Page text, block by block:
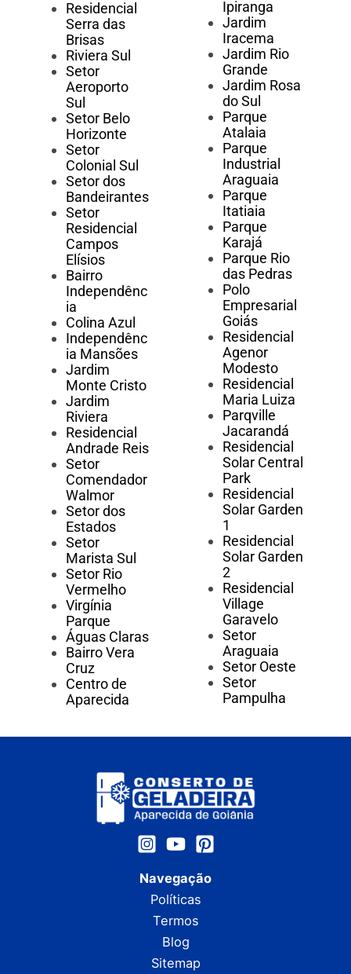
Residencial
Serra das
Brisas
Riviera Sul
Setor
Aeroporto
Sul
Setor Belo
Horizonte
Setor
Colonial Sul
Setor dos
Bandeirantes
Setor
Residencial
Campos
Elísios
Bairro
Independênc
ia
Colina Azul
Independênc
ia Mansões
Jardim
Monte Cristo
Jardim
Riviera
Residencial
Andrade Reis
Setor
Comendador
Walmor
Setor dos
Estados
Setor
Marista Sul
Setor Rio
Vermelho
Virgínia
Parque
Águas Claras
Bairro Vera
Cruz
Centro de
Aparecida
Ipiranga
Jardim
Iracema
Jardim Rio
Grande
Jardim Rosa
do Sul
Parque
Atalaia
Parque
Industrial
Araguaia
Parque
Itatiaia
Parque
Karajá
Parque Rio
das Pedras
Polo
Empresarial
Goiás
Residencial
Agenor
Modesto
Residencial
Maria Luiza
Parqville
Jacarandá
Residencial
Solar Central
Park
Residencial
Solar Garden
1
Residencial
Solar Garden
2
Residencial
Village
Garavelo
Setor
Araguaia
Setor Oeste
Setor
Pampulha
Navegação
Políticas
Termos
Blog
Sitemap